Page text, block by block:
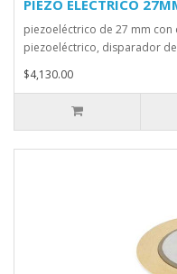
PIEZO ELECTRICO
piezoeléctrico de 27 mm
piezoeléctrico, disparador
$4,130.00